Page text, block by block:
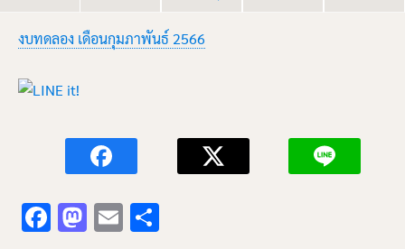
งบทดลอง เดือนกุมภาพันธ์ 2566
F M E